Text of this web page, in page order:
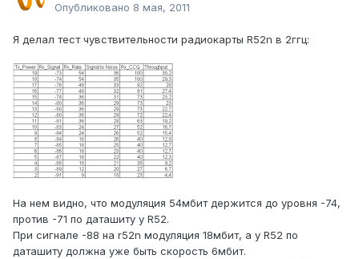
Опубликовано 8 мая, 2011
Я делал тест чувствительности радиокарты R52n в 2ггц:
На нем видно, что модуляция 54мбит держится до уровня -74,
против -71 по даташиту у R52.
При сигнале -88 на r52n модуляция 18мбит, а у R52 по
даташиту должна уже быть скорость 6мбит.